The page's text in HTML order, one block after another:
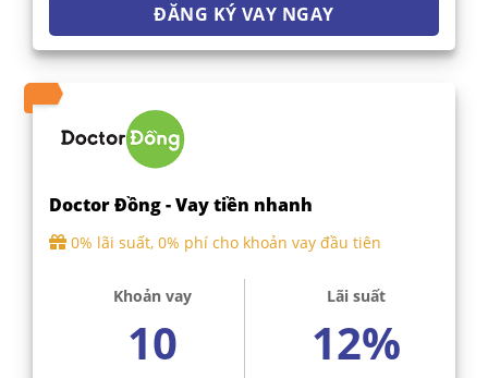
ĐĂNG KÝ VAY NGAY
Doctor Đồng - Vay tiền nhanh
0% lãi suất, 0% phí cho khoản vay đầu tiên
Khoản vay
10
Lãi suất
12%